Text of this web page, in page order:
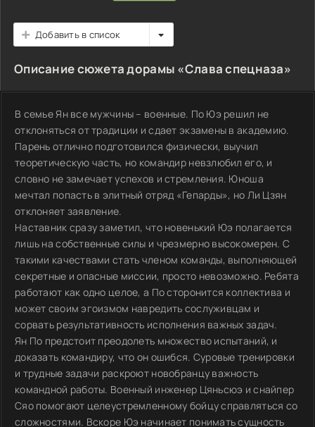
Добавить в список
Описание сюжета дорамы «Слава спецназа»
В семье Ян все мужчины – военные. По Юэ решил не
отклоняться от традиции и сдает экзамены в академию.
Парень отлично подготовился физически, выучил
теоретическую часть, но командир невзлюбил его, и
словно не замечает успехов и стремления. Юноша
мечтал попасть в элитный отряд «Гепарды», но Ли Цзян
отклоняет заявление.
Наставник сразу заметил, что новенький Юэ полагается
лишь на собственные силы и чрезмерно высокомерен. С
такими качествами стать членом команды, выполняющей
секретные и опасные миссии, просто невозможно. Ребята
работают как одно целое, а По сторонится коллектива и
может своим эгоизмом навредить сослуживцам и
сорвать результативность исполнения важных задач.
Ян По предстоит преодолеть множество испытаний, и
доказать командиру, что он ошибся. Суровые тренировки
и трудные задачи раскроют новобранцу важность
командной работы. Военный инженер Цяньсюэ и снайпер
Сяо помогают целеустремленному бойцу справляться со
сложностями. Вскоре Юэ начинает понимать сущность